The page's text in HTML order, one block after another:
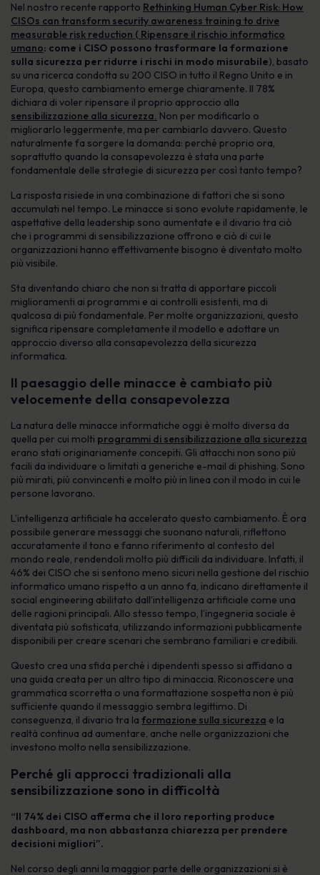
Nel nostro recente rapporto Rethinking Human Cyber Risk: How
CISOs can transform security awareness training to drive
measurable risk reduction ( Ripensare il rischio informatico
umano: come i CISO possono trasformare la formazione
sulla sicurezza per ridurre i rischi in modo misurabile), basato
su una ricerca condotta su 200 CISO in tutto il Regno Unito e in
Europa, questo cambiamento emerge chiaramente. Il 78%
dichiara di voler ripensare il proprio approccio alla
sensibilizzazione alla sicurezza. Non per modificarlo o
migliorarlo leggermente, ma per cambiarlo davvero. Questo
naturalmente fa sorgere la domanda: perché proprio ora,
soprattutto quando la consapevolezza è stata una parte
fondamentale delle strategie di sicurezza per così tanto tempo?
La risposta risiede in una combinazione di fattori che si sono
accumulati nel tempo. Le minacce si sono evolute rapidamente, le
aspettative della leadership sono aumentate e il divario tra ciò
che i programmi di sensibilizzazione offrono e ciò di cui le
organizzazioni hanno effettivamente bisogno è diventato molto
più visibile.
Sta diventando chiaro che non si tratta di apportare piccoli
miglioramenti ai programmi e ai controlli esistenti, ma di
qualcosa di più fondamentale. Per molte organizzazioni, questo
significa ripensare completamente il modello e adottare un
approccio diverso alla consapevolezza della sicurezza
informatica.
Il paesaggio delle minacce è cambiato più
velocemente della consapevolezza
La natura delle minacce informatiche oggi è molto diversa da
quella per cui molti programmi di sensibilizzazione alla sicurezza
erano stati originariamente concepiti. Gli attacchi non sono più
facili da individuare o limitati a generiche e-mail di phishing. Sono
più mirati, più convincenti e molto più in linea con il modo in cui le
persone lavorano.
L’intelligenza artificiale ha accelerato questo cambiamento. È ora
possibile generare messaggi che suonano naturali, riflettono
accuratamente il tono e fanno riferimento al contesto del
mondo reale, rendendoli molto più difficili da individuare. Infatti, il
46% dei CISO che si sentono meno sicuri nella gestione del rischio
informatico umano rispetto a un anno fa, indicano direttamente il
social engineering abilitato dall’intelligenza artificiale come una
delle ragioni principali. Allo stesso tempo, l’ingegneria sociale è
diventata più sofisticata, utilizzando informazioni pubblicamente
disponibili per creare scenari che sembrano familiari e credibili.
Questo crea una sfida perché i dipendenti spesso si affidano a
una guida creata per un altro tipo di minaccia. Riconoscere una
grammatica scorretta o una formattazione sospetta non è più
sufficiente quando il messaggio sembra legittimo. Di
conseguenza, il divario tra la formazione sulla sicurezza e la
realtà continua ad aumentare, anche nelle organizzazioni che
investono molto nella sensibilizzazione.
Perché gli approcci tradizionali alla
sensibilizzazione sono in difficoltà
“Il 74% dei CISO afferma che il loro reporting produce
dashboard, ma non abbastanza chiarezza per prendere
decisioni migliori”.
Nel corso degli anni la maggior parte delle organizzazioni si è